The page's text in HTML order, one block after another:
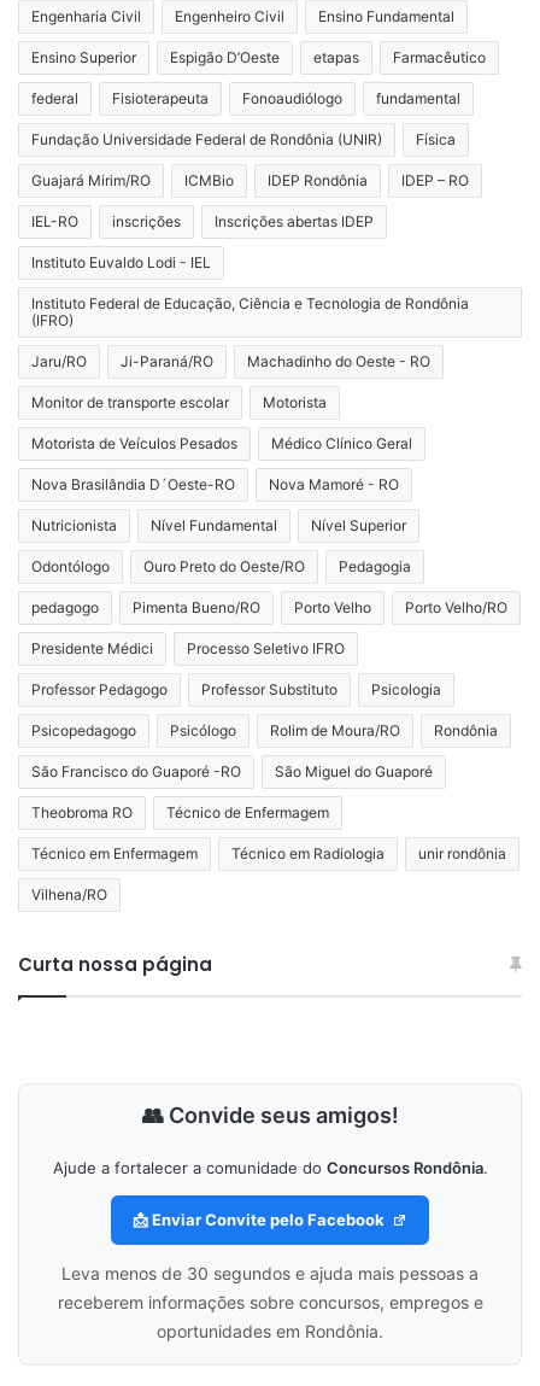
Engenharia Civil Engenheiro Civil Ensino Fundamental
Ensino Superior Espigão D’Oeste etapas Farmacêutico
federal Fisioterapeuta Fonoaudiólogo fundamental
Fundação Universidade Federal de Rondônia (UNIR) Física
Guajará Mirim/RO ICMBio IDEP Rondônia IDEP – RO
IEL-RO inscrições Inscrições abertas IDEP
Instituto Euvaldo Lodi - IEL
Instituto Federal de Educação, Ciência e Tecnologia de Rondônia
(IFRO)
Jaru/RO Ji-Paraná/RO Machadinho do Oeste - RO
Monitor de transporte escolar Motorista
Motorista de Veículos Pesados Médico Clínico Geral
Nova Brasilândia D´Oeste-RO Nova Mamoré - RO
Nutricionista Nível Fundamental Nível Superior
Odontólogo Ouro Preto do Oeste/RO Pedagogia
pedagogo Pimenta Bueno/RO Porto Velho Porto Velho/RO
Presidente Médici Processo Seletivo IFRO
Professor Pedagogo Professor Substituto Psicologia
Psicopedagogo Psicólogo Rolim de Moura/RO Rondônia
São Francisco do Guaporé -RO São Miguel do Guaporé
Theobroma RO Técnico de Enfermagem
Técnico em Enfermagem Técnico em Radiologia unir rondônia
Vilhena/RO
Curta nossa página
👥 Convide seus amigos!
Ajude a fortalecer a comunidade do Concursos Rondônia.
📩 Enviar Convite pelo Facebook
Leva menos de 30 segundos e ajuda mais pessoas a
receberem informações sobre concursos, empregos e
oportunidades em Rondônia.